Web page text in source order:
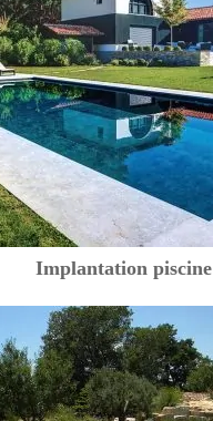
Implantation piscine